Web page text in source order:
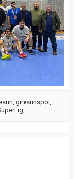
giresunspor,